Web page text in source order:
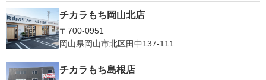
チカラもち岡山北店
〒700-0951
岡山県岡山市北区田中137-111
チカラもち島根店